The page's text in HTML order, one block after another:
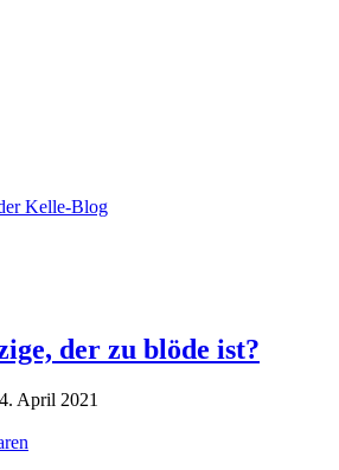
der zu blöde ist?
4. April 2021